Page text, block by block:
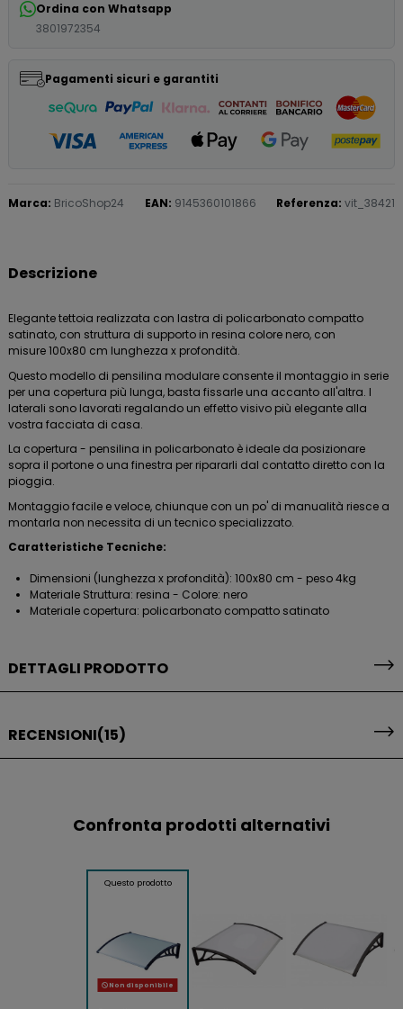
Ordina con Whatsapp
3801972354
Pagamenti sicuri e garantiti
Marca: BricoShop24 EAN: 9145360101866 Referenza: vit_38421
Descrizione
Elegante tettoia realizzata con lastra di policarbonato compatto
satinato, con struttura di supporto in resina colore nero, con
misure 100x80 cm lunghezza x profondità.
Questo modello di pensilina modulare consente il montaggio in serie
per una copertura più lunga, basta fissarle una accanto all'altra. I
laterali sono lavorati regalando un effetto visivo più elegante alla
vostra facciata di casa.
La copertura - pensilina in policarbonato è ideale da posizionare
sopra il portone o una finestra per ripararli dal contatto diretto con la
pioggia.
Montaggio facile e veloce, chiunque con un po' di manualità riesce a
montarla non necessita di un tecnico specializzato.
Caratteristiche Tecniche:
Dimensioni (lunghezza x profondità): 100x80 cm - peso 4kg
Materiale Struttura: resina - Colore: nero
Materiale copertura: policarbonato compatto satinato
DETTAGLI PRODOTTO
RECENSIONI(15)
Confronta prodotti alternativi
Questo prodotto
Non disponibile